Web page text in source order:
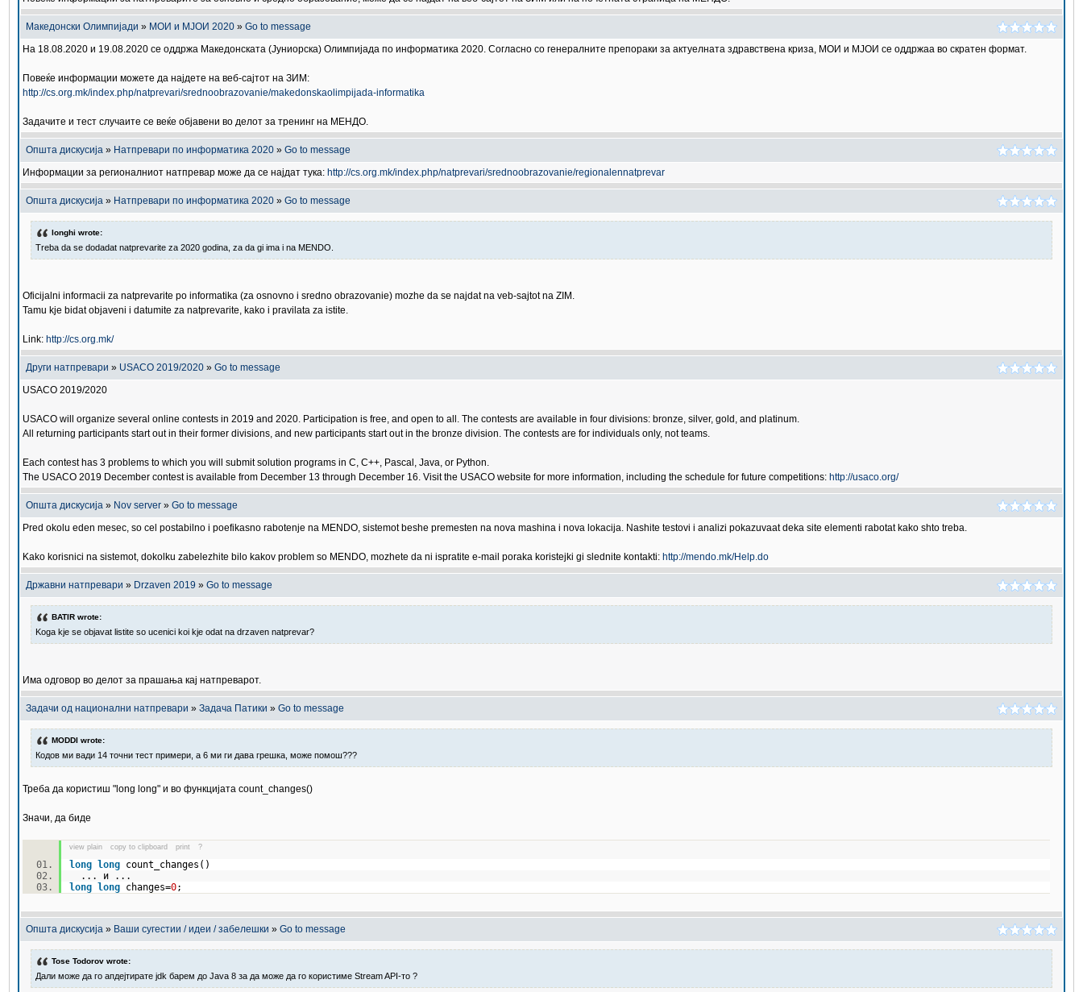
Македонски Олимпијади » МОИ и МЈОИ 2020 » Go to message
На 18.08.2020 и 19.08.2020 се оддржа Македонската (Јуниорска) Олимпијада по информатика 2020. Согласно со генералните препораки за актуелната здравствена криза, МОИ и МЈОИ се оддржаа во скратен формат.
Повеќе информации можете да најдете на веб-сајтот на ЗИМ:
http://cs.org.mk/index.php/natprevari/srednoobrazovanie/makedonskaolimpijada-informatika
Задачите и тест случаите се веќе објавени во делот за тренинг на МЕНДО.
Општа дискусија » Натпревари по информатика 2020 » Go to message
Информации за регионалниот натпревар може да се најдат тука: http://cs.org.mk/index.php/natprevari/srednoobrazovanie/regionalennatprevar
Општа дискусија » Натпревари по информатика 2020 » Go to message
longhi wrote:
Treba da se dodadat natprevarite za 2020 godina, za da gi ima i na MENDO.
Oficijalni informacii za natprevarite po informatika (za osnovno i sredno obrazovanie) mozhe da se najdat na veb-sajtot na ZIM.
Tamu kje bidat objaveni i datumite za natprevarite, kako i pravilata za istite.
Link: http://cs.org.mk/
Други натпревари » USACO 2019/2020 » Go to message
USACO 2019/2020
USACO will organize several online contests in 2019 and 2020. Participation is free, and open to all. The contests are available in four divisions: bronze, silver, gold, and platinum.
All returning participants start out in their former divisions, and new participants start out in the bronze division. The contests are for individuals only, not teams.
Each contest has 3 problems to which you will submit solution programs in C, C++, Pascal, Java, or Python.
The USACO 2019 December contest is available from December 13 through December 16. Visit the USACO website for more information, including the schedule for future competitions: http://usaco.org/
Општа дискусија » Nov server » Go to message
Pred okolu eden mesec, so cel postabilno i poefikasno rabotenje na MENDO, sistemot beshe premesten na nova mashina i nova lokacija. Nashite testovi i analizi pokazuvaat deka site elementi rabotat kako shto treba.
Kako korisnici na sistemot, dokolku zabelezhite bilo kakov problem so MENDO, mozhete da ni ispratite e-mail poraka koristejki gi slednite kontakti: http://mendo.mk/Help.do
Државни натпревари » Drzaven 2019 » Go to message
BATIR wrote:
Koga kje se objavat listite so ucenici koi kje odat na drzaven natprevar?
Има одговор во делот за прашања кај натпреварот.
Задачи од национални натпревари » Задача Патики » Go to message
MODDI wrote:
Кодов ми вади 14 точни тест примери, а 6 ми ги дава грешка, може помош???
Треба да користиш "long long" и во функцијата count_changes()
Значи, да биде
view plain copy to clipboard print ?
long long count_changes()
... и ...
long long changes=0;
Општа дискусија » Ваши сугестии / идеи / забелешки » Go to message
Tose Todorov wrote:
Дали може да го апдејтирате jdk барем до Java 8 за да може да го користиме Stream API-то ?